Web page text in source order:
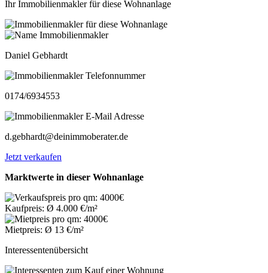
Ihr Immobilienmakler für diese Wohnanlage
Daniel Gebhardt
0174/6934553
d.gebhardt@deinimmoberater.de
Jetzt verkaufen
Marktwerte in dieser Wohnanlage
Kaufpreis: Ø 4.000 €/m²
Mietpreis: Ø 13 €/m²
Interessentenübersicht